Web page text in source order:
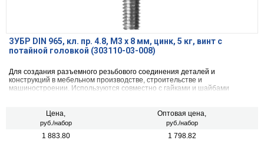
ЗУБР DIN 965, кл. пр. 4.8, M3 х 8 мм, цинк, 5 кг, винт с
потайной головкой (303110-03-008)
Для создания разъемного резьбового соединения деталей и
конструкций в мебельном производстве, строительстве и
машиностроении. Используются совместно с гайками и шайбами
Цена,
руб./набор
Оптовая цена,
руб./набор
1 883.80 1 798.82